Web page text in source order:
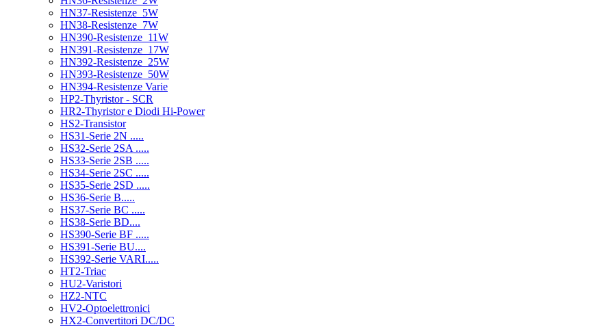
HN37-Resistenze_5W
HN38-Resistenze_7W
HN390-Resistenze_11W
HN391-Resistenze_17W
HN392-Resistenze_25W
HN393-Resistenze_50W
HN394-Resistenze Varie
HP2-Thyristor - SCR
HR2-Thyristor e Diodi Hi-Power
HS2-Transistor
HS31-Serie 2N .....
HS32-Serie 2SA .....
HS33-Serie 2SB .....
HS34-Serie 2SC .....
HS35-Serie 2SD .....
HS36-Serie B.....
HS37-Serie BC .....
HS38-Serie BD....
HS390-Serie BF .....
HS391-Serie BU....
HS392-Serie VARI.....
HT2-Triac
HU2-Varistori
HZ2-NTC
HV2-Optoelettronici
HX2-Convertitori DC/DC